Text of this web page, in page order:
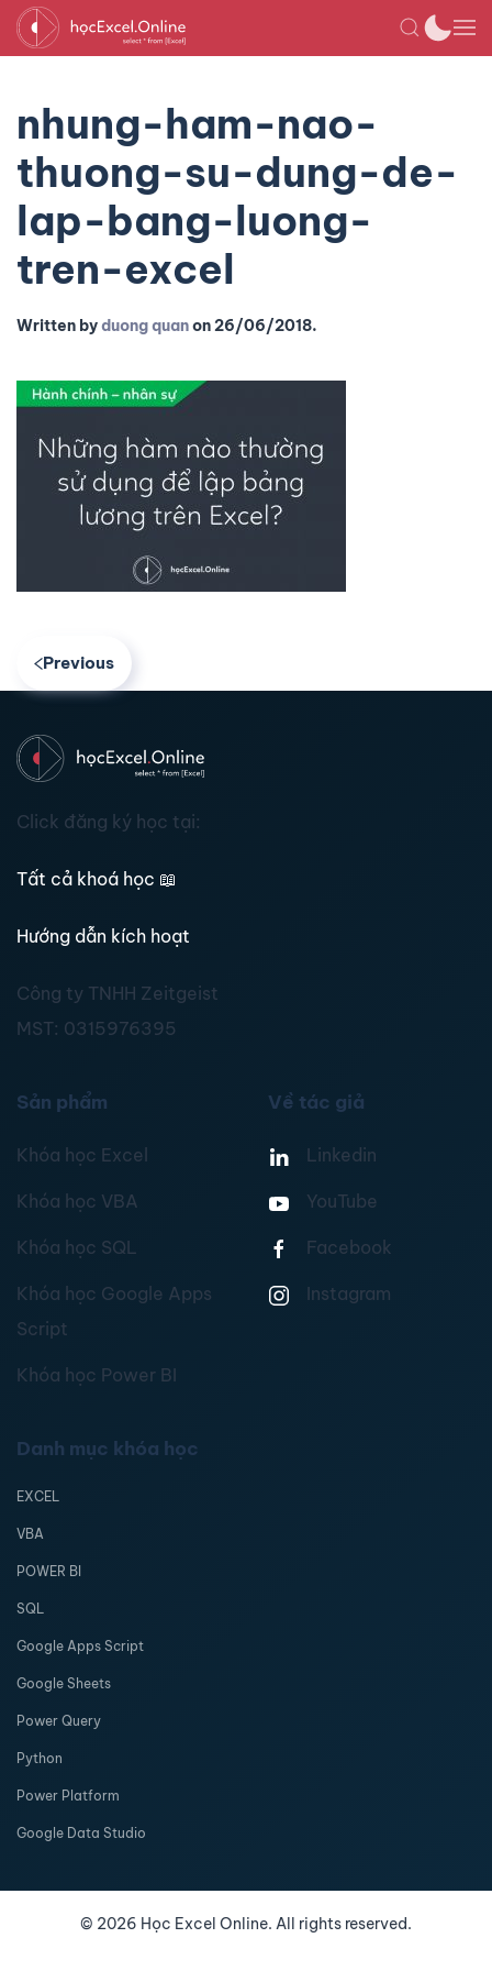
nhung-ham-nao-
thuong-su-dung-de-
lap-bang-luong-
tren-excel
Written byduong quanon26/06/2018.
Previous
Click đăng ký học tại:
Tất cả khoá học 📖
Hướng dẫn kích hoạt
Công ty TNHH Zeitgeist
MST: 0315976395
Sản phẩm
Khóa học Excel
Khóa học VBA
Khóa học SQL
Khóa học Google Apps
Script
Khóa học Power BI
Về tác giả
Linkedin
YouTube
Facebook
Instagram
Danh mục khóa học
EXCEL
VBA
POWER BI
SQL
Google Apps Script
Google Sheets
Power Query
Python
Power Platform
Google Data Studio
© 2026 Học Excel Online. All rights reserved.